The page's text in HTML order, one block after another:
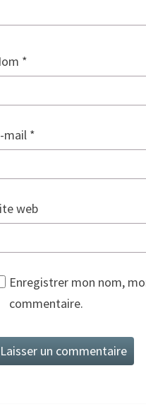
*
mail *
web
Enregistrer mon nom,
commentaire.